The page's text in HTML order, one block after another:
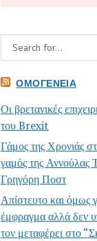
ΟΜΟΓΈΝΕΙΑ
Οι βρετανικές
του Brexit
Γάμος της Χρονιάς
γαμός της Αννούλας
Γρηγόρη Ποστ
Απίστευτο και όμως
έμφραγμα αλλά δεν
τον μεταφέρει στο